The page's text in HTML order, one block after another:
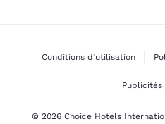
Conditions d’utilisation
Publicités
© 2026 Choice Hotels